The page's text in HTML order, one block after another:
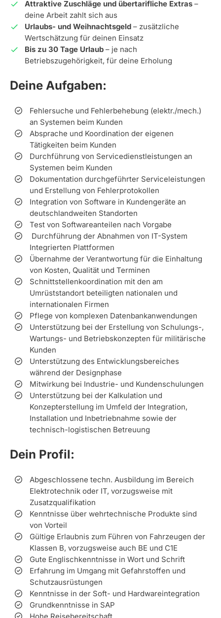
Attraktive Zuschläge und übertarifliche Extras –
deine Arbeit zahlt sich aus
Urlaubs- und Weihnachtsgeld – zusätzliche
Wertschätzung für deinen Einsatz
Bis zu 30 Tage Urlaub – je nach
Betriebszugehörigkeit, für deine Erholung
Deine Aufgaben:
Fehlersuche und Fehlerbehebung (elektr./mech.)
an Systemen beim Kunden
Absprache und Koordination der eigenen
Tätigkeiten beim Kunden
Durchführung von Servicedienstleistungen an
Systemen beim Kunden
Dokumentation durchgeführter Serviceleistungen
und Erstellung von Fehlerprotokollen
Integration von Software in Kundengeräte an
deutschlandweiten Standorten
Test von Softwareanteilen nach Vorgabe
Durchführung der Abnahmen von IT-System
Integrierten Plattformen
Übernahme der Verantwortung für die Einhaltung
von Kosten, Qualität und Terminen
Schnittstellenkoordination mit den am
Umrüststandort beteiligten nationalen und
internationalen Firmen
Pflege von komplexen Datenbankanwendungen
Unterstützung bei der Erstellung von Schulungs-,
Wartungs- und Betriebskonzepten für militärische
Kunden
Unterstützung des Entwicklungsbereiches
während der Designphase
Mitwirkung bei Industrie- und Kundenschulungen
Unterstützung bei der Kalkulation und
Konzepterstellung im Umfeld der Integration,
Installation und Inbetriebnahme sowie der
technisch-logistischen Betreuung
Dein Profil:
Abgeschlossene techn. Ausbildung im Bereich
Elektrotechnik oder IT, vorzugsweise mit
Zusatzqualifikation
Kenntnisse über wehrtechnische Produkte sind
von Vorteil
Gültige Erlaubnis zum Führen von Fahrzeugen der
Klassen B, vorzugsweise auch BE und C1E
Gute Englischkenntnisse in Wort und Schrift
Erfahrung im Umgang mit Gefahrstoffen und
Schutzausrüstungen
Kenntnisse in der Soft- und Hardwareintegration
Grundkenntnisse in SAP